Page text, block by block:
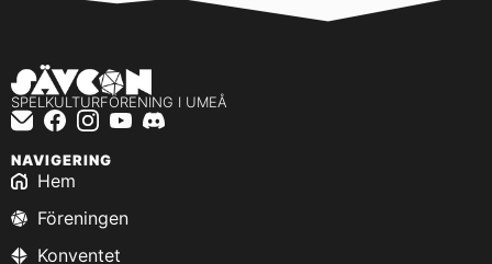
SPELKULTURFÖRENING I UMEÅ
NAVIGERING
Hem
Föreningen
Konventet